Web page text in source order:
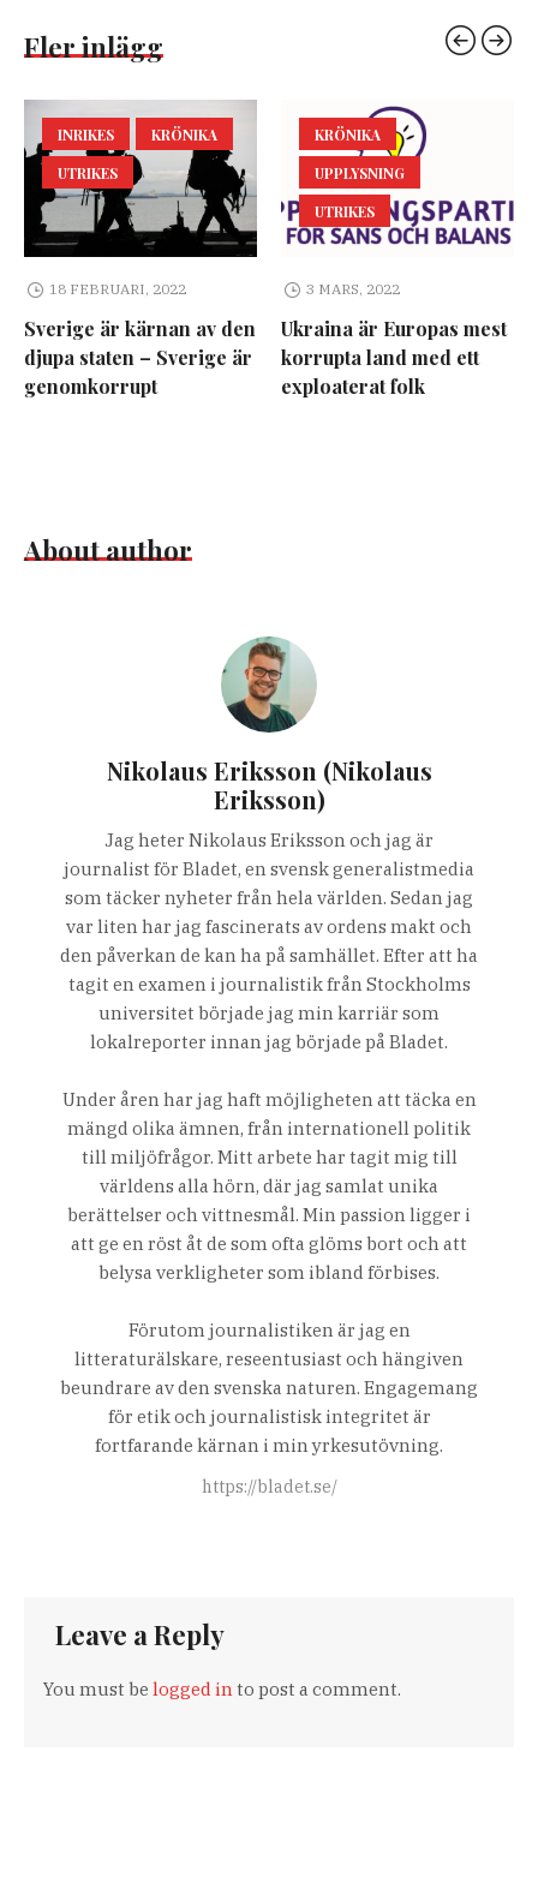
Fler inlägg
INRIKES
KRÖNIKA
UTRIKES
18 FEBRUARI, 2022
Sverige är kärnan av den
djupa staten – Sverige är
genomkorrupt
KRÖNIKA
UPPLYSNING
UTRIKES
3 MARS, 2022
Ukraina är Europas mest
korrupta land med ett
exploaterat folk
About author
Nikolaus Eriksson (Nikolaus
Eriksson)
Jag heter Nikolaus Eriksson och jag är
journalist för Bladet, en svensk generalistmedia
som täcker nyheter från hela världen. Sedan jag
var liten har jag fascinerats av ordens makt och
den påverkan de kan ha på samhället. Efter att ha
tagit en examen i journalistik från Stockholms
universitet började jag min karriär som
lokalreporter innan jag började på Bladet.
Under åren har jag haft möjligheten att täcka en
mängd olika ämnen, från internationell politik
till miljöfrågor. Mitt arbete har tagit mig till
världens alla hörn, där jag samlat unika
berättelser och vittnesmål. Min passion ligger i
att ge en röst åt de som ofta glöms bort och att
belysa verkligheter som ibland förbises.
Förutom journalistiken är jag en
litteraturälskare, reseentusiast och hängiven
beundrare av den svenska naturen. Engagemang
för etik och journalistisk integritet är
fortfarande kärnan i min yrkesutövning.
https://bladet.se/
Leave a Reply
You must belogged in to post a comment.